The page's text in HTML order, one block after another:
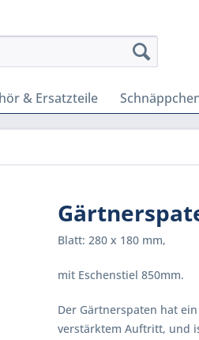
& Ersatzteile
Blatt: 280 x 180 mm,
mit Eschenstiel 850mm.
Der Gärtnerspaten hat
verstärktem Auftritt, und